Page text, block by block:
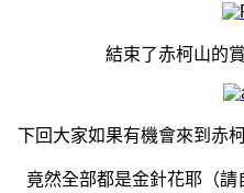
結束了赤柯山的
下回大家如果有機會來到赤
竟然全部都是金針花耶（請